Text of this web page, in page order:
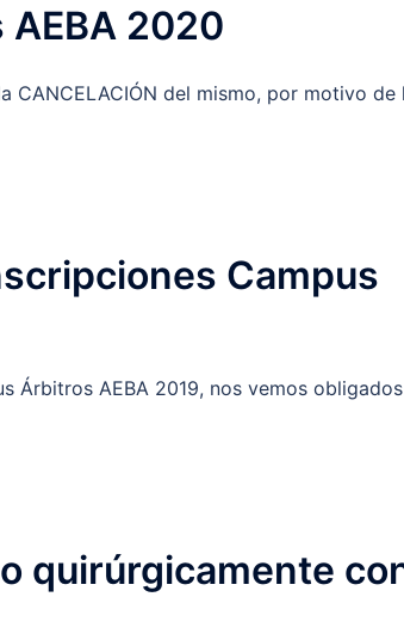
2020
CANCELACIÓN del mismo, por motivo de
Campus
Árbitros AEBA 2019, nos vemos
quirúrgicamente